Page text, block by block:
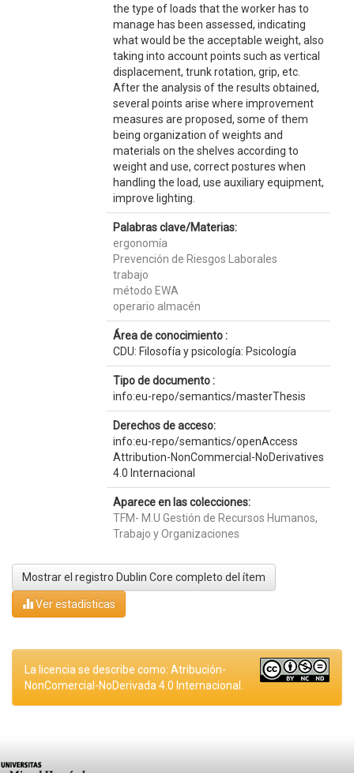
the type of loads that the worker has to
manage has been assessed, indicating
what would be the acceptable weight, also
taking into account points such as vertical
displacement, trunk rotation, grip, etc.
After the analysis of the results obtained,
several points arise where improvement
measures are proposed, some of them
being organization of weights and
materials on the shelves according to
weight and use, correct postures when
handling the load, use auxiliary equipment,
improve lighting.
Palabras clave/Materias:
ergonomía
Prevención de Riesgos Laborales
trabajo
método EWA
operario almacén
Área de conocimiento :
CDU: Filosofía y psicología: Psicología
Tipo de documento :
info:eu-repo/semantics/masterThesis
Derechos de acceso:
info:eu-repo/semantics/openAccess
Attribution-NonCommercial-NoDerivatives
4.0 Internacional
Aparece en las colecciones:
TFM- M.U Gestión de Recursos Humanos,
Trabajo y Organizaciones
Mostrar el registro Dublin Core completo del ítem
Ver estadísticas
La licencia se describe como: Atribución-
NonComercial-NoDerivada 4.0 Internacional.